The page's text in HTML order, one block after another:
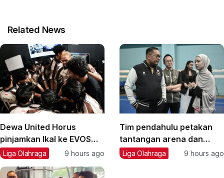
Related News
Dewa United Horus
pinjamkan Ikal ke EVOS
Divine
Liga Olahraga 9 hours ago
Tim pendahulu petakan
tantangan arena dan
transportasi Asian Games
Liga Olahraga 9 hours ago